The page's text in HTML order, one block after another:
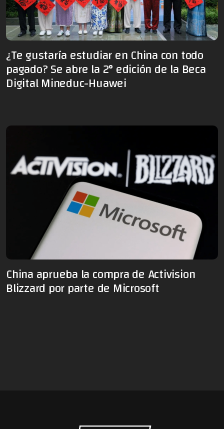
¿Te gustaría estudiar en China con todo
pagado? Se abre la 2° edición de la Beca
Digital Mineduc-Huawei
China aprueba la compra de Activision
Blizzard por parte de Microsoft